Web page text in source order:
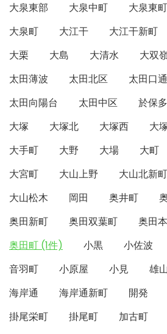
大泉東部
大泉中町 大泉東町
大泉町
大江干 大江干新町
大栗
大島 大清水 大双
太田薄波
太田北区
太田口
太田向陽台
太田中区 於保
大塚
大塚北 大塚西 大
大手町
大野 大場 大町
大宮町
大山上野 大山北新町
大山松木
岡田 奥井町
奥田新町
奥田双葉町
奥田
奥田町 (1件)
小黒 小佐波
音羽町
小原屋 小見 雄
海岸通
海岸通新町 開発
掛尾栄町
掛尾町 加古町